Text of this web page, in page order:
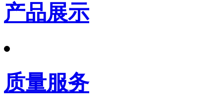
产品展示
质量服务